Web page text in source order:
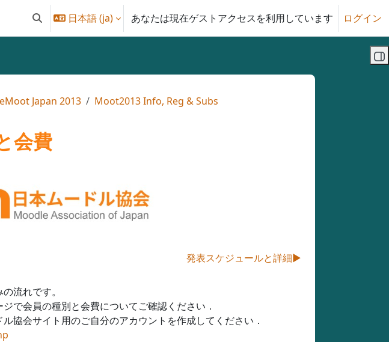
検索入力に切り替える
日本語 ‎(ja)‎ あなたは現在ゲストアクセスを利用しています ログイン
Japan 2013
Moot2013 Info, Reg & Subs
会費
ン 発表スケジュールと詳細▶︎
流れです。
で会員の種別と会費についてご確認ください．
協会サイト用のご自分のアカウントを作成してください．